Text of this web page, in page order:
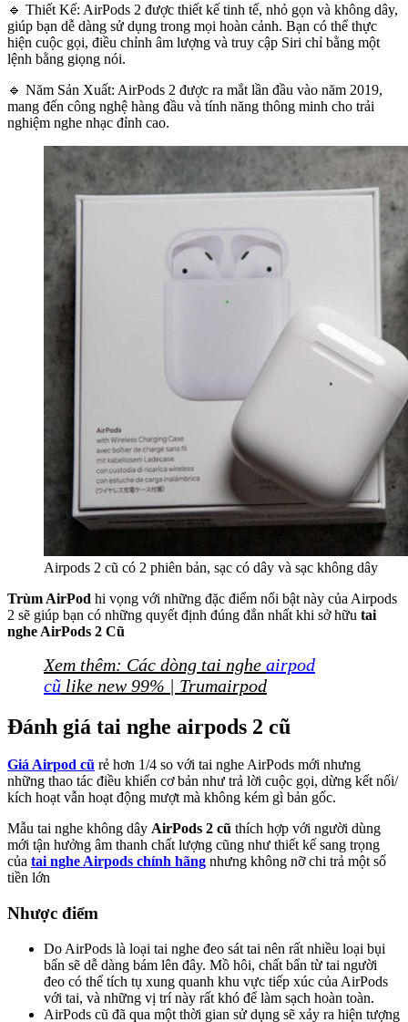
🔹 Thiết Kế: AirPods 2 được thiết kế tinh tế, nhỏ gọn và không dây,
giúp bạn dễ dàng sử dụng trong mọi hoàn cảnh. Bạn có thể thực
hiện cuộc gọi, điều chỉnh âm lượng và truy cập Siri chỉ bằng một
lệnh bằng giọng nói.
🔹 Năm Sản Xuất: AirPods 2 được ra mắt lần đầu vào năm 2019,
mang đến công nghệ hàng đầu và tính năng thông minh cho trải
nghiệm nghe nhạc đỉnh cao.
Airpods 2 cũ có 2 phiên bản, sạc có dây và sạc không dây
Trùm AirPod hi vọng với những đặc điểm nổi bật này của Airpods
2 sẽ giúp bạn có những quyết định đúng đắn nhất khi sở hữu tai
nghe AirPods 2 Cũ
Xem thêm: Các dòng tai nghe airpod
cũ like new 99% | Trumairpod
Đánh giá tai nghe airpods 2 cũ
Giá Airpod cũ rẻ hơn 1/4 so với tai nghe AirPods mới nhưng
những thao tác điều khiển cơ bản như trả lời cuộc gọi, dừng kết nối/
kích hoạt vẫn hoạt động mượt mà không kém gì bản gốc.
Mẫu tai nghe không dây AirPods 2 cũ thích hợp với người dùng
mới tận hưởng âm thanh chất lượng cũng như thiết kế sang trọng
của tai nghe Airpods chính hãng nhưng không nỡ chi trả một số
tiền lớn
Nhược điểm
Do AirPods là loại tai nghe đeo sát tai nên rất nhiều loại bụi
bẩn sẽ dễ dàng bám lên đây. Mồ hôi, chất bẩn từ tai người
đeo có thể tích tụ xung quanh khu vực tiếp xúc của AirPods
với tai, và những vị trí này rất khó để làm sạch hoàn toàn.
AirPods cũ đã qua một thời gian sử dụng sẽ xảy ra hiện tượng